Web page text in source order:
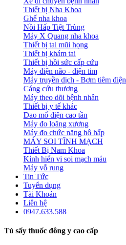
Thiết bị Nha Khoa
Ghế nha khoa
Nồi Hấp Tiệt Trùng
Máy X Quang nha khoa
Thiết bị tai mũi họng
Thiết bị khám tai
Thiết bị hồi sức cấp cứu
Máy điện não - điện tim
Máy truyền dịch - Bơm tiêm điện
Cáng cứu thương
Máy theo dõi bệnh nhân
Thiết bị y tế khác
Dao mổ điện cao tần
Máy đo loãng xương
Máy đo chức năng hô hấp
MÁY SOI TĨNH MẠCH
Thiết Bị Nam Khoa
Kính hiển vi soi mạch máu
Máy vỗ rung
Tin Tức
Tuyển dụng
Tài Khoản
Liên hệ
0947.633.588
Tủ sấy thuốc đông y cao cấp